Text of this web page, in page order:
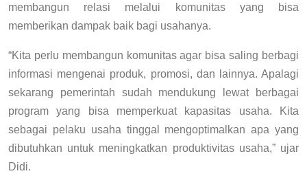
membangun relasi melalui komunitas yang bisa
memberikan dampak baik bagi usahanya.
“Kita perlu membangun komunitas agar bisa saling berbagi
informasi mengenai produk, promosi, dan lainnya. Apalagi
sekarang pemerintah sudah mendukung lewat berbagai
program yang bisa memperkuat kapasitas usaha. Kita
sebagai pelaku usaha tinggal mengoptimalkan apa yang
dibutuhkan untuk meningkatkan produktivitas usaha,” ujar
Didi.